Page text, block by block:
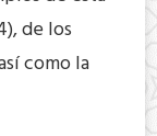
de los
como la